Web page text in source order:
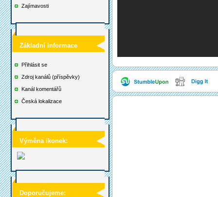
Zajímavosti
Základní informace
Přihlásit se
Zdroj kanálů (příspěvky)
Kanál komentářů
Česká lokalizace
Výměna ikonek:
Doporučujeme: